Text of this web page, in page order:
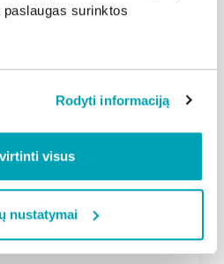
surinktos
Rodyti informaciją
visus
nustatymai